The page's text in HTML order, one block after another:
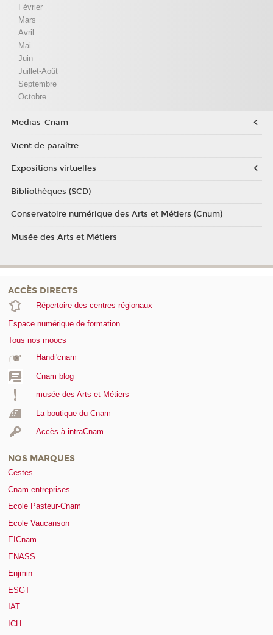
Février
Mars
Avril
Mai
Juin
Juillet-Août
Septembre
Octobre
Medias-Cnam
Vient de paraître
Expositions virtuelles
Bibliothèques (SCD)
Conservatoire numérique des Arts et Métiers (Cnum)
Musée des Arts et Métiers
ACCÈS DIRECTS
Répertoire des centres régionaux
Espace numérique de formation
Tous nos moocs
Handi'cnam
Cnam blog
musée des Arts et Métiers
La boutique du Cnam
Accès à intraCnam
NOS MARQUES
Cestes
Cnam entreprises
Ecole Pasteur-Cnam
Ecole Vaucanson
EICnam
ENASS
Enjmin
ESGT
IAT
ICH